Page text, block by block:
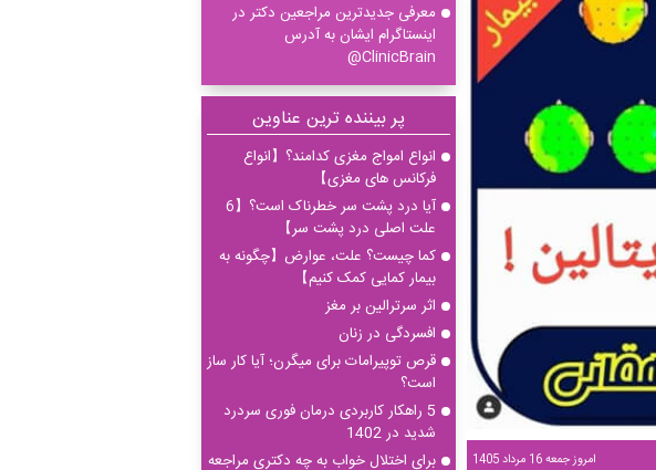
امروز جمعه 16 مرداد 1405
معرفی جدیدترین مراجعین دکتر در
اینستاگرام ایشان به آدرس
ClinicBrain@
پر بیننده ترین عناوین
انواع امواج مغزی کدامند؟【انواع
فرکانس های مغزی】
آیا درد پشت سر خطرناک است؟【6
علت اصلی درد پشت سر】
کما چیست؟ علت، عوارض【چگونه به
بیمار کمایی کمک کنیم】
اثر سرترالین بر مغز
افسردگی در زنان
قرص توپیرامات برای میگرن؛ آیا کار ساز
است؟
5 راهکار کاربردی درمان فوری سردرد
شدید در 1402
برای اختلال خواب به چه دکتری مراجعه